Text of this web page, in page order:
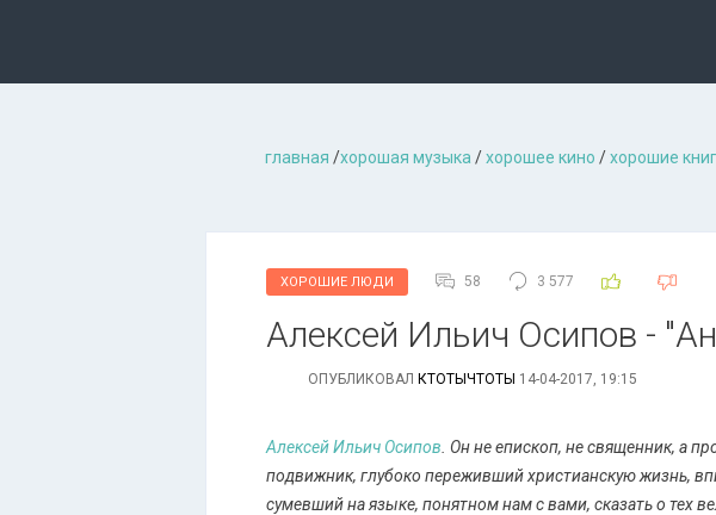
главная /хорошая музыкa /хорошее кино /хорошие
ХОРОШИЕ ЛЮДИ 58 3 577
Алексей Ильич Осипов -
ОПУБЛИКОВАЛ КТОТЫЧТОТЫ 14-04-2017, 19:15
Алексей Ильич Осипов . Он не епископ, не священник, а
подвижник, глубоко переживший христианскую жизнь,
сумевший на языке, понятном нам с вами, сказать о тех